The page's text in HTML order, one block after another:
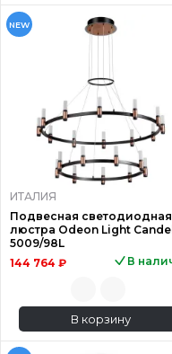
NEW
ИТАЛИЯ
Подвесная светодиодная
люстра Odeon Light
5009/98L
144 764 ₽
В
В корзину